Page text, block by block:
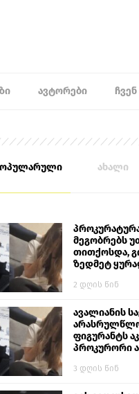
ᲐᲕᲢᲝᲠᲔᲑᲘ ᲩᲕᲔᲜ
ახალი
მეგობრებს
თითქოსდა,
ზედმეტ
ალექსანდრე
გიგა
2 დღის წინ
ავალიანის
ფიგურანტს
პროკურორი
3 დღის წინ